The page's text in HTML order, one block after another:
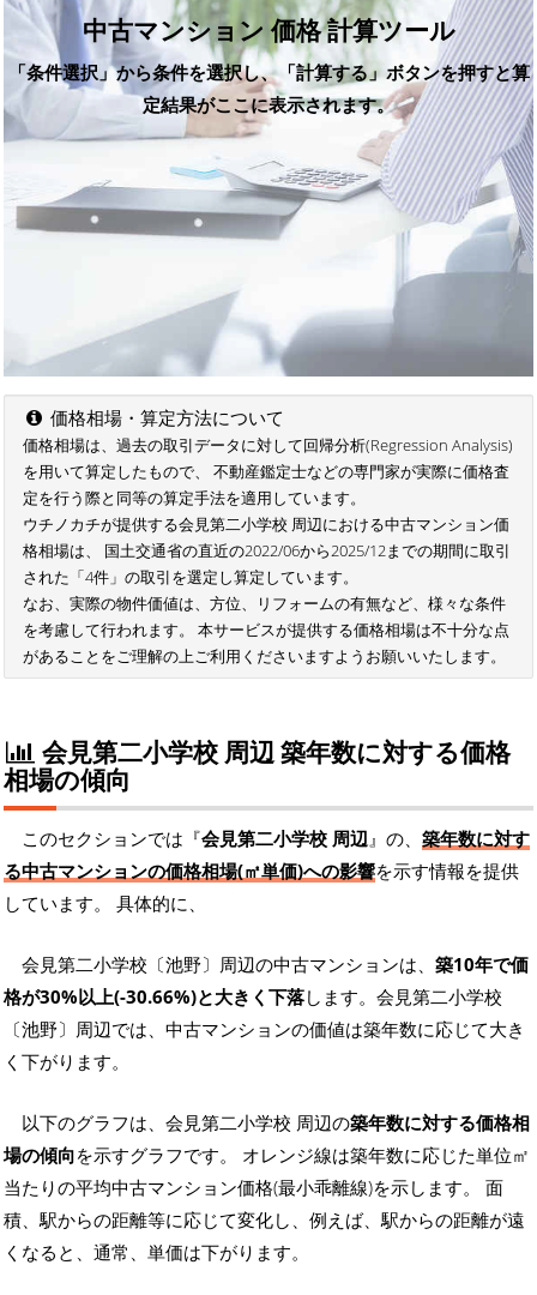
中古マンション 価格 計算ツール
「条件選択」から条件を選択し、「計算する」ボタンを押すと算
定結果がここに表示されます。
価格相場・算定方法について
価格相場は、過去の取引データに対して回帰分析(Regression Analysis)
を用いて算定したもので、 不動産鑑定士などの専門家が実際に価格査
定を行う際と同等の算定手法を適用しています。
ウチノカチが提供する会見第二小学校 周辺における中古マンション価
格相場は、 国土交通省の直近の2022/06から2025/12までの期間に取引
された「4件」の取引を選定し算定しています。
なお、実際の物件価値は、方位、リフォームの有無など、様々な条件
を考慮して行われます。 本サービスが提供する価格相場は不十分な点
があることをご理解の上ご利用くださいますようお願いいたします。
会見第二小学校 周辺 築年数に対する価格
相場の傾向
このセクションでは『会見第二小学校 周辺』の、 築年数に対す
る中古マンションの価格相場(㎡単価)への影響を示す情報を提供
しています。 具体的に、
会見第二小学校〔池野〕周辺の中古マンションは、 築10年で価
格が30%以上(-30.66%)と大きく下落します。会見第二小学校
〔池野〕周辺では、中古マンションの価値は築年数に応じて大き
く下がります。
以下のグラフは、会見第二小学校 周辺の築年数に対する価格相
場の傾向を示すグラフです。 オレンジ線は築年数に応じた単位㎡
当たりの平均中古マンション価格(最小乖離線)を示します。 面
積、駅からの距離等に応じて変化し、例えば、駅からの距離が遠
くなると、通常、単価は下がります。